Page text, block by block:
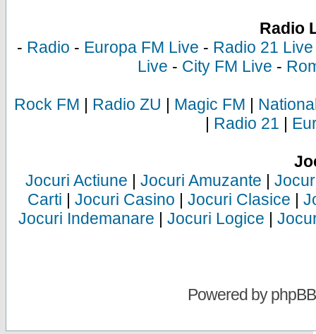
Radio
- Radio - Europa FM Live - Radio 21 Live
Live - City FM Live -
Rock FM | Radio ZU | Magic FM |
| Radio 21 |
Jocuri Actiune | Jocuri Amuzante |
Carti | Jocuri Casino | Jocuri Clasice |
Jocuri Indemanare | Jocuri Logice |
Powered byphpBB